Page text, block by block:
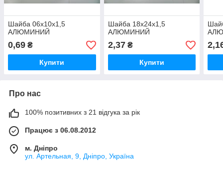
Шайба 06х10х1,5
АЛЮМИНИЙ
0,69 ₴
Купити
Шайба 18х24х1,5
АЛЮМИНИЙ
2,37₴
Купити
Про нас
100% позитивних з 21 відгука за рік
Працює з 06.08.2012
м. Дніпро
ул. Артельная, 9, Дніпро, Україна